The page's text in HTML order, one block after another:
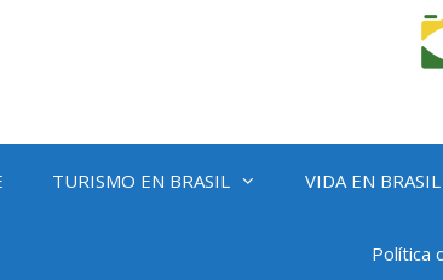
TURISMO EN BRASIL VIDA EN BRASIL
Política